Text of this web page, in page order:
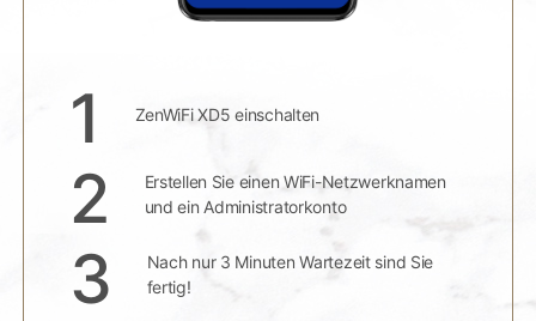
1 ZenWiFi XD5 einschalten
2
Erstellen Sie einen WiFi-Netzwerknamen
und ein Administratorkonto
3
Nach nur 3 Minuten Wartezeit sind Sie
fertig!